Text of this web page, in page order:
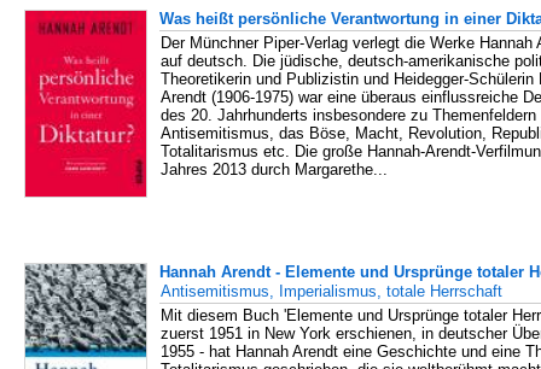
Was heißt persönliche Verantwortung in einer
Der Münchner Piper-Verlag verlegt die Werke Hannah
auf deutsch. Die jüdische, deutsch-amerikanische
Theoretikerin und Publizistin und Heidegger-Schülerin
Arendt (1906-1975) war eine überaus einflussreiche
des 20. Jahrhunderts insbesondere zu Themenfeldern
Antisemitismus, das Böse, Macht, Revolution,
Totalitarismus etc. Die große Hannah-Arendt-
Jahres 2013 durch Margarethe...
Hannah Arendt - Elemente und Ursprünge totaler
Antisemitismus, Imperialismus, totale Herrschaft
Mit diesem Buch 'Elemente und Ursprünge totaler
zuerst 1951 in New York erschienen, in deutscher
1955 - hat Hannah Arendt eine Geschichte und eine